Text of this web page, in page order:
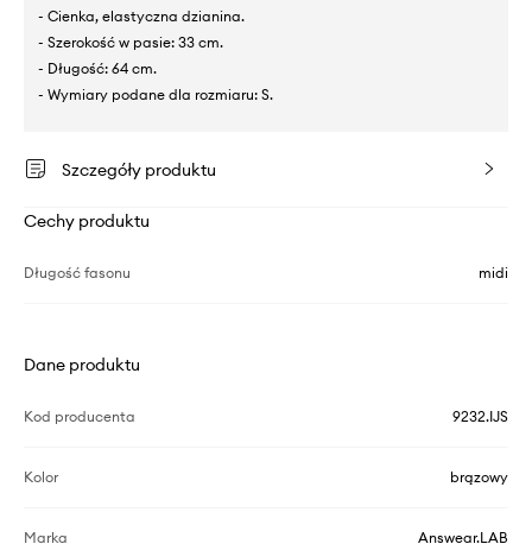
- Cienka, elastyczna dzianina.
- Szerokość w pasie: 33 cm.
- Długość: 64 cm.
- Wymiary podane dla rozmiaru: S.
Szczegóły produktu
Cechy produktu
Długość fasonu midi
Dane produktu
Kod producenta 9232.IJS
Kolor brązowy
Marka Answear.LAB